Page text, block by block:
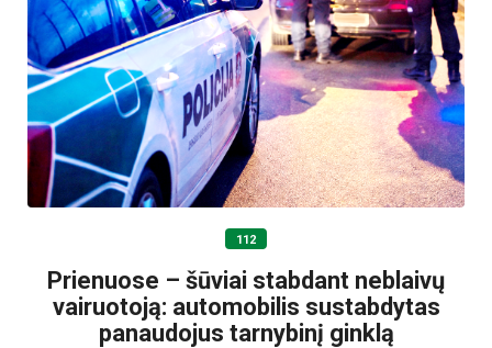
112
Prienuose – šūviai stabdant neblaivų
vairuotoją: automobilis sustabdytas
panaudojus tarnybinį ginklą